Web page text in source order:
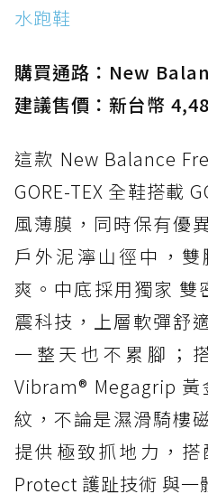
防水鞋推薦 15.
水跑鞋
購買通路：New
建議售價：新台幣
這款 New Balance
GORE-TEX 全鞋搭載
風薄膜，同時保有優
戶外泥濘山徑中，
爽。中底採用獨家 雙
震科技，上層軟彈舒
一整天也不累腳；
Vibram® Megagrip
紋，不論是濕滑騎樓
提供極致抓地力，
Protect 護趾技術 與一